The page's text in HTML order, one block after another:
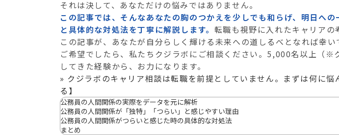
それは決して、あなただけの悩みではありません。
この記事では、そんなあなたの胸のつかえを少しでも和らげ、明日へ
と具体的な対処法を丁寧に解説します。 転職も視野に入れたキャリアの
この記事が、あなたが自分らしく輝ける未来への道しるべとなれば幸
ご希望でしたら、私たちクジラボにご相談ください。5,000名以上（
してきた経験から、お力になります。
» クジラボのキャリア相談は転職を前提としていません。まずは何に
る 】
公務員の人間関係の実際をデータを元に解析
公務員の人間関係が「独特」「つらい」と感じやすい理由
公務員の人間関係がつらいと感じた時の具体的な対処法
まとめ